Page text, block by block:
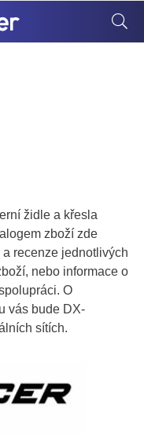
židle a křesla
zboží zde
recenze jednotlivých
nebo informace o
O
vás bude DX-
sítích.